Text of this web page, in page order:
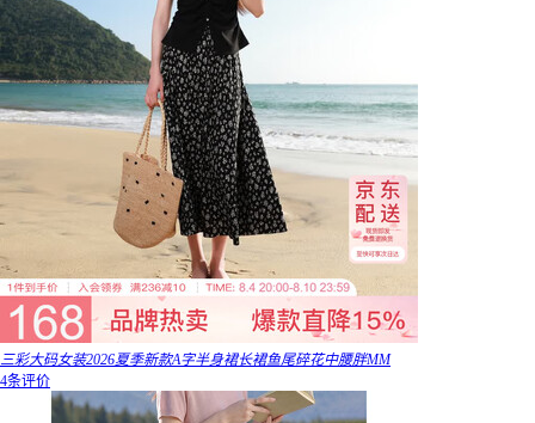
三彩大码女装2026夏季新款A字半身裙长裙鱼尾碎花中腰胖MM
4条评价